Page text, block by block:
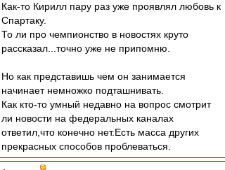
Как-то Кирилл пару раз уже проявлял любовь к
Спартаку.
То ли про чемпионство в новостях круто
рассказал...точно уже не припомню.
Но как представишь чем он занимается
начинает немножко подташнивать.
Как кто-то умный недавно на вопрос смотрит
ли новости на федеральных каналах
ответил,что конечно нет.Есть масса других
прекрасных способов проблеваться.